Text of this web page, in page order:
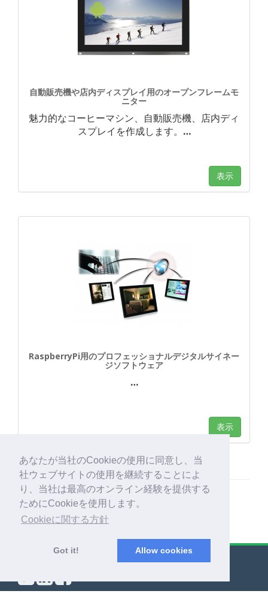
あなたが当社のCookieの使用に同意し、当
社ウェブサイトの使用を継続することによ
り、当社は最高のオンライン経験を提供する
ためにCookieを使用します。
Cookieに関する方針
Got it! Allow cookies
自動販売機や店内ディスプレイ用のオープンフレームモ
ニター
魅力的なコーヒーマシン、自動販売機、店内ディ
スプレイを作成します。 …
表示
RaspberryPi用のプロフェッショナルデジタルサイネー
ジソフトウェア
…
表示
© Export Worldwide 2026